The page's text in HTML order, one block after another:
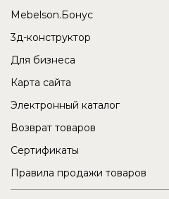
Mebelson.Бонус
3д-конструктор
Для бизнеса
Карта сайта
Электронный каталог
Возврат товаров
Сертификаты
Правила продажи товаров